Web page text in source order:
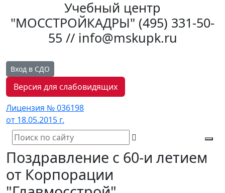
Учебный центр
"МОССТРОЙКАДРЫ" (495) 331-50-
55 // info@mskupk.ru
Вход в СДО
Версия для слабовидящих
Лицензия № 036198
от 18.05.2015 г.
Поздравление с 60-и летием
от Корпорации